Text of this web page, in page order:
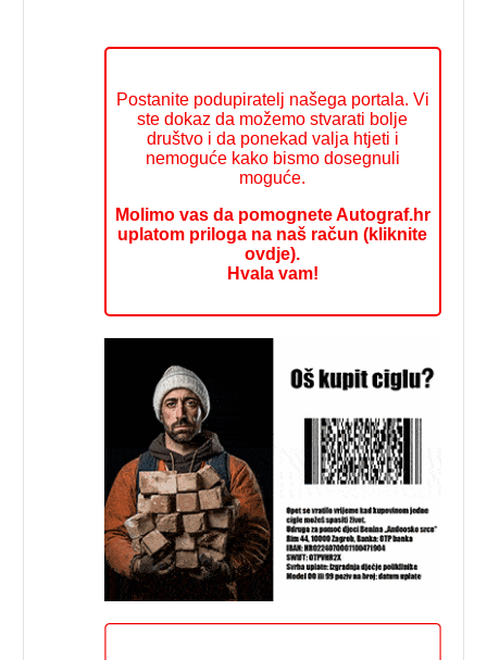
Postanite podupiratelj našega portala. Vi
ste dokaz da možemo stvarati bolje
društvo i da ponekad valja htjeti i
nemoguće kako bismo dosegnuli
moguće.
Molimo vas da pomognete Autograf.hr
uplatom priloga na naš račun (kliknite
ovdje).
Hvala vam!